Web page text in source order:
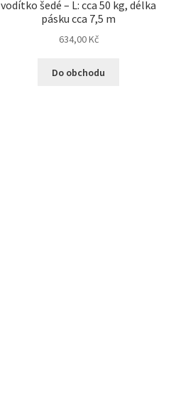
vodítko šedé – L: cca 50 kg, délka
pásku cca 7,5 m
634,00Kč
Do obchodu